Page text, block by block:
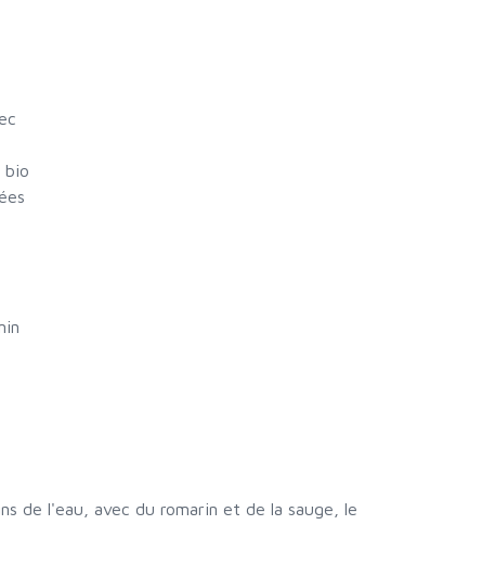
bio
de l'eau, avec du romarin et de la sauge, le